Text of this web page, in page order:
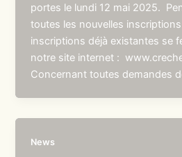
portes le lundi 12 mai 2025.
toutes les nouvelles
inscriptions déjà existantes se
notre site internet :
Concernant toutes demandes
News